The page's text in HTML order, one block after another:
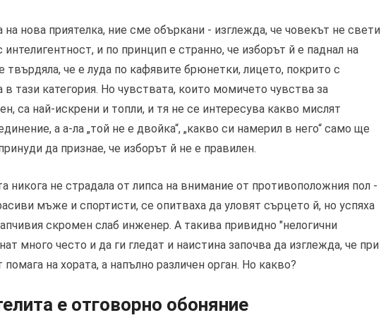
на нова приятелка, ние сме объркани - изглежда, че човекът не свети
и по принцип е странно, че изборът й е паднал на
че е луда по кафявите брюнетки, лицето, покрито с
тази категория. Но чувствата, които момичето чувства за
са най-искрени и топли, и тя не се интересува какво мислят
а а-ла „той не е двойка“, „какво си намерил в него“ само ще
да признае, че изборът й не е правилен.
никога не страдала от липса на внимание от противоположния пол -
мъже и спортисти, се опитваха да уловят сърцето й, но успяха
скромен слаб инженер. А такива привидно "нелогични
много често и да ги гледат и наистина започва да изглежда, че при
на хората, а напълно различен орган. Но какво?
е отговорно обоняние